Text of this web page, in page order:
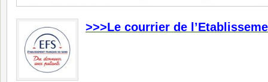
>>>Le courrier de